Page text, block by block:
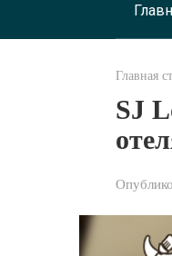
Главная
SJ